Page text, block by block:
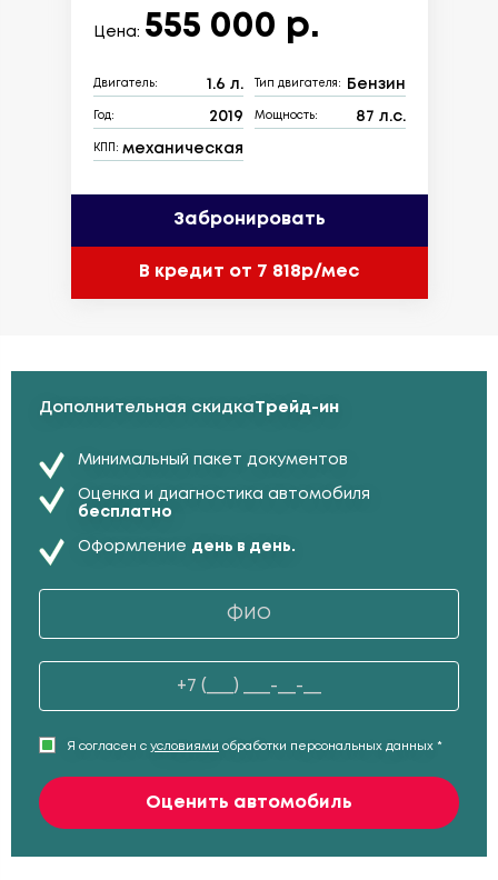
Цена: 555 000 р.
Двигатель: 1.6 л. Тип двигателя: Бензин
Год: 2019 Мощность: 87 л.с.
КПП: механическая
Забронировать
В кредит от 7 818р/мес
Дополнительная скидкаТрейд-ин
Минимальный пакет документов
Оценка и диагностика автомобиля
бесплатно
Оформление день в день.
Я согласен с условиями обработки персональных данных *
Оценить автомобиль